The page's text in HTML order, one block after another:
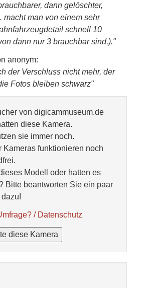
dann gelöschter,
macht man von einem sehr
schnell 10
dann nur 3 brauchbar sind.)."
anonym:
der Verschluss nicht mehr, der
Fotos bleiben schwarz"
von digicammuseum.de
diese Kamera.
sie immer noch.
Kameras funktionieren noch
Modell oder hatten es
Bitte beantworten Sie ein paar
/ Datenschutz
diese Kamera